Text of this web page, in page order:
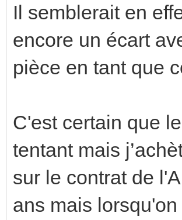
Il semblerait en
encore un écart
pièce en tant que
C'est certain que
tentant mais
sur le contrat de
ans mais